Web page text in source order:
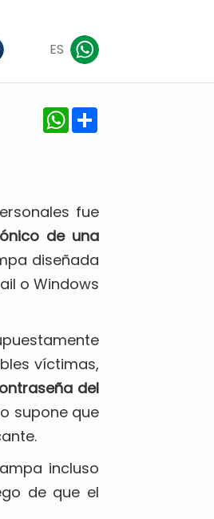
ES
WhatsApp
fue
de una
diseñada
o Windows
víctimas,
del
supone que
incluso
de que el